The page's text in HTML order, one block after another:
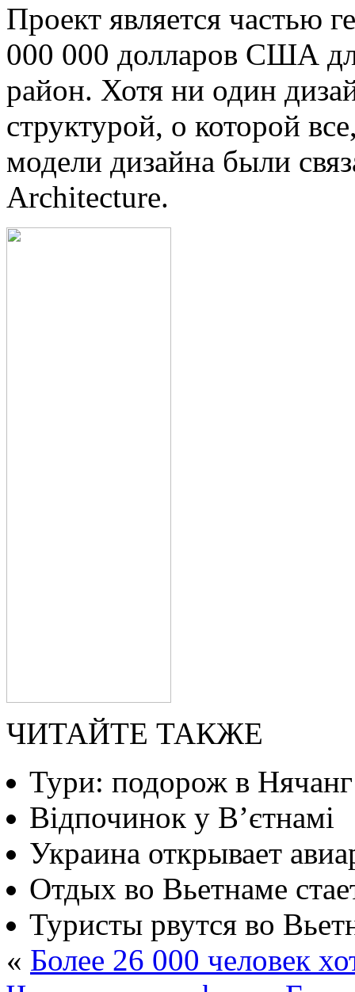
Проект является частью
000 000 долларов США
район. Хотя ни один
структурой, о которой
модели дизайна были
Architecture.
ЧИТАЙТЕ ТАКЖЕ
Тури: подорож в Нячанг
Відпочинок у В’єтнамі
Украина открывает
Отдых во Вьетнаме
Туристы рвутся во
« Более 26 000 человек